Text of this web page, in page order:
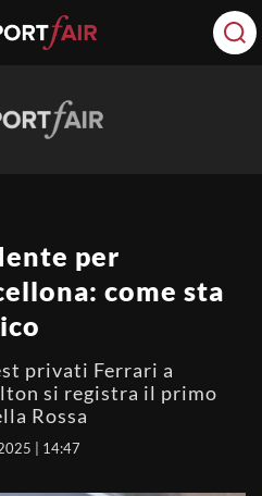
per
come sta
privati Ferrari a
si registra il primo
Rossa
| 14:47